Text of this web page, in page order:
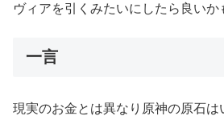
ヴィアを引くみたいにしたら良いか
一言
現実のお金とは異なり原神の原石は